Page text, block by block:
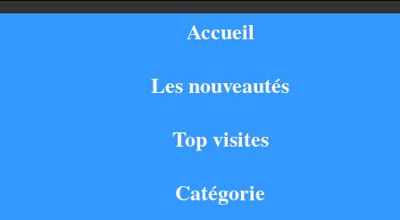
Accueil
Les nouveautés
Top visites
Catégorie